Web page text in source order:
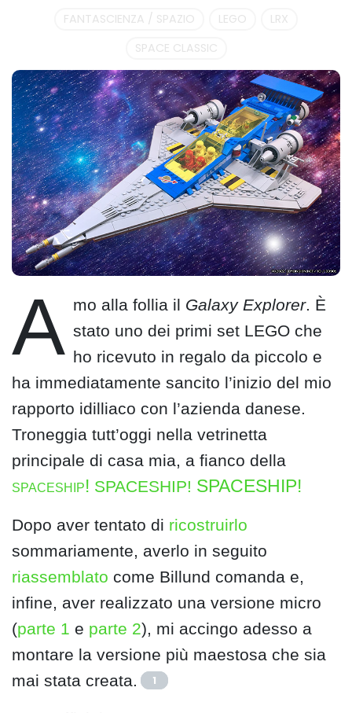
FANTASCIENZA / SPAZIO LEGO
LRX
SPACE CLASSIC
A mo alla follia il Galaxy Explorer. È
stato uno dei primi set LEGO che
ho ricevuto in regalo da piccolo e
ha immediatamente sancito l’inizio del mio
rapporto idilliaco con l’azienda danese.
Troneggia tutt’oggi nella vetrinetta
principale di casa mia, a fianco della
spaceship! SPACESHIP! SPACESHIP!
Dopo aver tentato di ricostruirlo
sommariamente, averlo in seguito
riassemblato come Billund comanda e,
infine, aver realizzato una versione micro
(parte 1 e parte 2), mi accingo adesso a
montare la versione più maestosa che sia
mai stata creata.
1